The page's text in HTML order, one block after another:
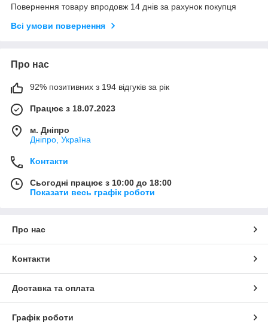
Повернення товару впродовж 14 днів за рахунок покупця
Всі умови повернення
Про нас
92% позитивних з 194 відгуків за рік
Працює з 18.07.2023
м. Дніпро
Дніпро, Україна
Контакти
Сьогодні працює з 10:00 до 18:00
Показати весь графік роботи
Про нас
Контакти
Доставка та оплата
Графік роботи